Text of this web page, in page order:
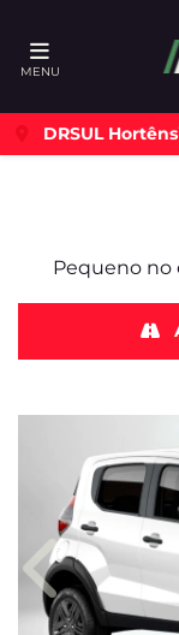
MENU
DRSUL
Pequeno no
Anterior